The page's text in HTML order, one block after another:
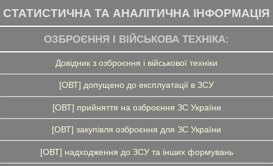
СТАТИСТИЧНА ТА АНАЛІТИЧНА ІНФОРМАЦІЯ
ОЗБРОЄННЯ І ВІЙСЬКОВА ТЕХНІКА:
Довідник з озброєння і військової техніки
[ОВТ] допущено до експлуатації в ЗСУ
[ОВТ] прийняття на озброєння ЗС України
[ОВТ] закупівля озброєння для ЗС України
[ОВТ] надходження до ЗСУ та інших формувань